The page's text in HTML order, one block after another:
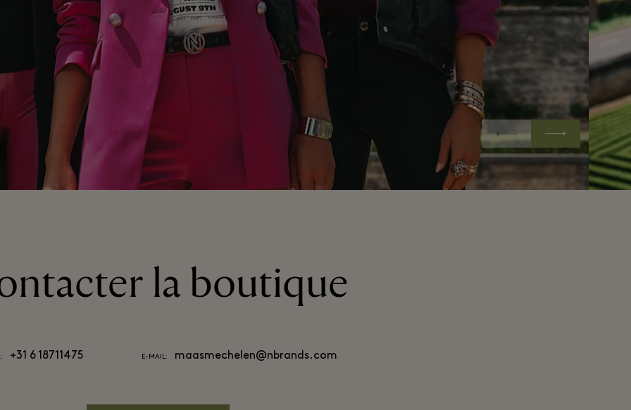
la boutique
+31 6 18711475 E-MAIL: maasmechelen@nbrands.com